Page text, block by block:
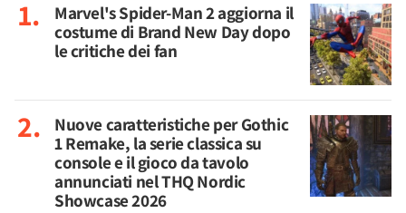
Marvel's Spider-Man 2 aggiorna il
costume di Brand New Day dopo
le critiche dei fan
Nuove caratteristiche per Gothic
1 Remake, la serie classica su
console e il gioco da tavolo
annunciati nel THQ Nordic
Showcase 2026